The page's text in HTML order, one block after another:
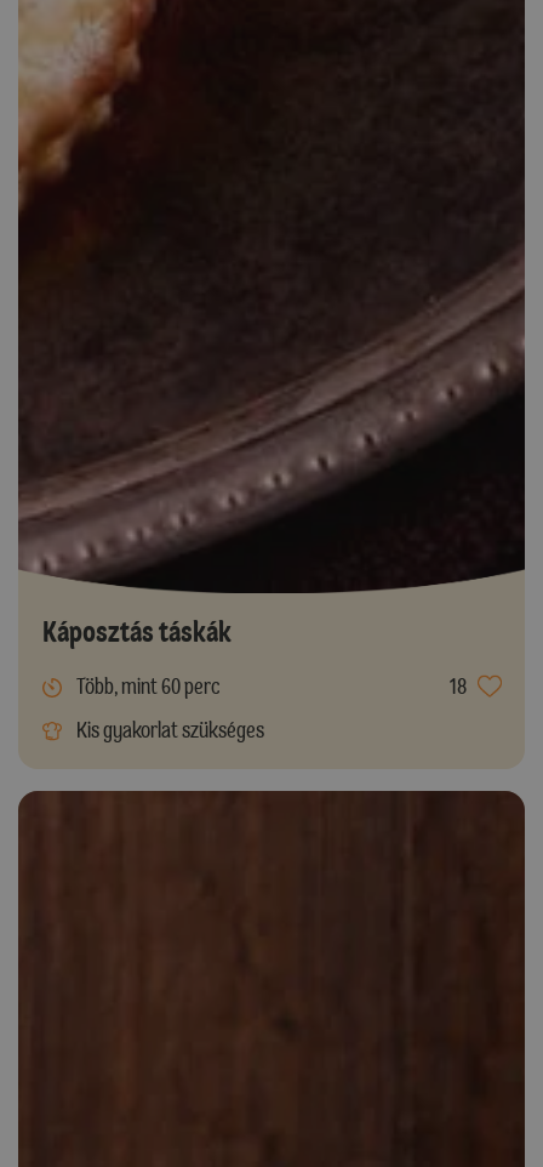
Káposztás táskák
Több, mint 60 perc
18
Kis gyakorlat szükséges